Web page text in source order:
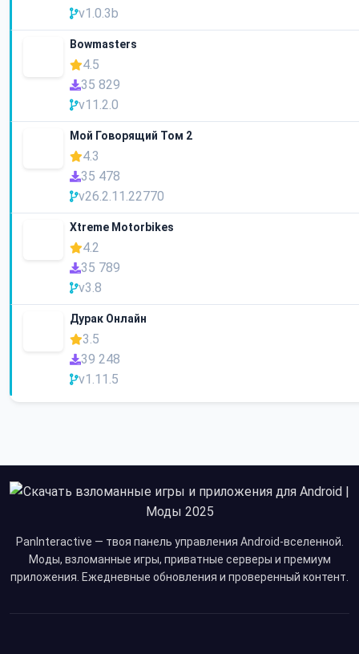
v1.0.3b
Bowmasters
4.5
35 829
v11.2.0
Мой Говорящий Том 2
4.3
35 478
v26.2.11.22770
Xtreme Motorbikes
4.2
35 789
v3.8
Дурак Онлайн
3.5
39 248
v1.11.5
PanInteractive — твоя панель управления Android-вселенной.
Моды, взломанные игры, приватные серверы и премиум
приложения. Ежедневные обновления и проверенный контент.